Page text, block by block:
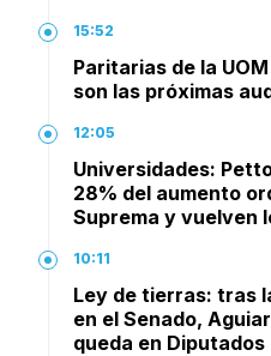
15:52
Paritarias de la
son las próximas
12:05
Universidades:
28% del aumento
Suprema y vuelven
10:11
Ley de tierras: tras
en el Senado,
queda en Diputados